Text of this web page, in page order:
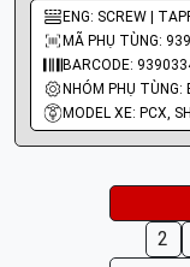
ENG: SCREW |
MÃ PHỤ TÙNG:
BARCODE:
MODEL XE: PCX,
2